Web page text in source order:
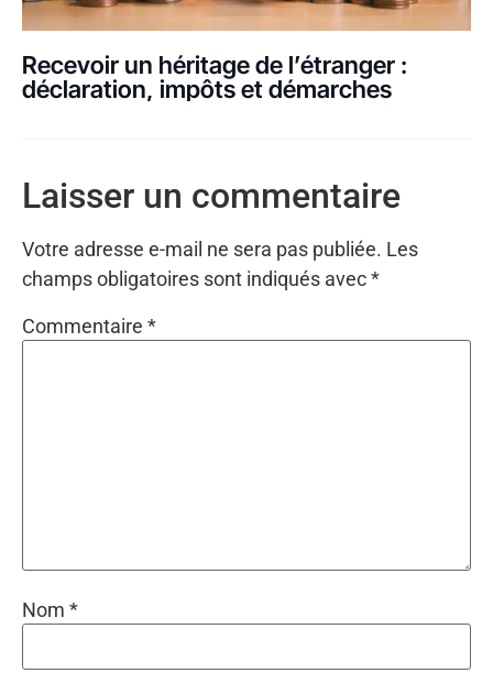
Recevoir un héritage de l’étranger :
déclaration, impôts et démarches
Laisser un commentaire
Votre adresse e-mail ne sera pas publiée. Les
champs obligatoires sont indiqués avec*
Commentaire *
Nom *